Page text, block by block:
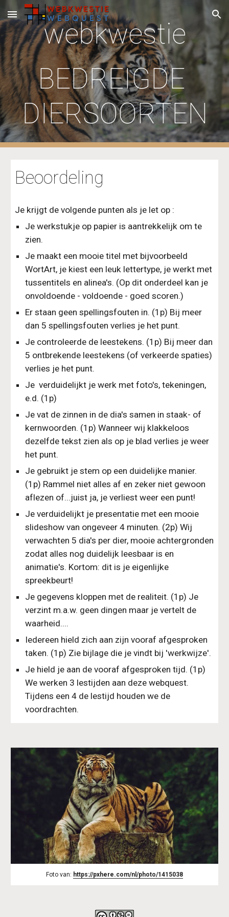
Skip to main content Skip to navigation
webkwestie
BEDREIGDE
DIERSOORTEN
Beoordeling
Je krijgt de volgende punten als je let op :
Je werkstukje op papier is aantrekkelijk om te
zien.
Je maakt een mooie titel met bijvoorbeeld
WortArt, je kiest een leuk lettertype, je werkt met
tussentitels en alinea's. (Op dit onderdeel kan je
onvoldoende - voldoende - goed scoren.)
Er staan geen spellingsfouten in. (1p) Bij meer
dan 5 spellingsfouten verlies je het punt.
Je controleerde de leestekens. (1p) Bij meer dan
5 ontbrekende leestekens (of verkeerde spaties)
verlies je het punt.
Je  verduidelijkt je werk met foto's, tekeningen,
e.d. (1p)
Je vat de zinnen in de dia's samen in staak- of
kernwoorden. (1p) Wanneer wij klakkeloos
dezelfde tekst zien als op je blad verlies je weer
het punt.
Je gebruikt je stem op een duidelijke manier.
(1p) Rammel niet alles af en zeker niet gewoon
aflezen of...juist ja, je verliest weer een punt!
Je verduidelijkt je presentatie met een mooie
slideshow van ongeveer 4 minuten. (2p) Wij
verwachten 5 dia's per dier, mooie achtergronden
zodat alles nog duidelijk leesbaar is en
animatie's. Kortom: dit is je eigenlijke
spreekbeurt!
Je gegevens kloppen met de realiteit. (1p) Je
verzint m.a.w. geen dingen maar je vertelt de
waarheid....
Iedereen hield zich aan zijn vooraf afgesproken
taken. (1p) Zie bijlage die je vindt bij 'werkwijze'.
Je hield je aan de vooraf afgesproken tijd. (1p)
We werken 3 lestijden aan deze webquest.
Tijdens een 4 de lestijd houden we de
voordrachten.
Foto van: https://pxhere.com/nl/photo/1415038